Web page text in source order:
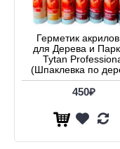
Герметик
для Дерева и
Tytan
(Шпаклевка по
450₽